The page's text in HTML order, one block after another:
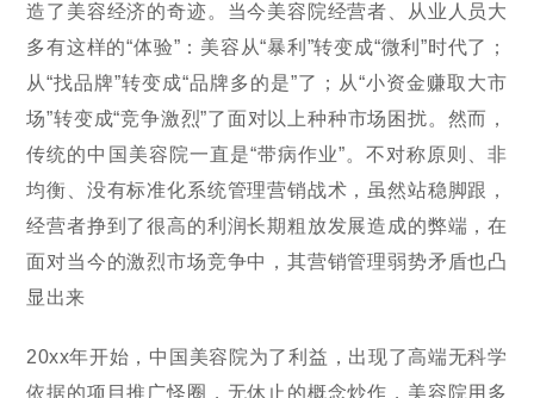
造了美容经济的奇迹。当今美容院经营者、从业人员大
多有这样的“体验”：美容从“暴利”转变成“微利”时代了；
从“找品牌”转变成“品牌多的是”了；从“小资金赚取大市
场”转变成“竞争激烈”了面对以上种种市场困扰。然而，
传统的中国美容院一直是“带病作业”。不对称原则、非
均衡、没有标准化系统管理营销战术，虽然站稳脚跟，
经营者挣到了很高的利润长期粗放发展造成的弊端，在
面对当今的激烈市场竞争中，其营销管理弱势矛盾也凸
显出来
20xx年开始，中国美容院为了利益，出现了高端无科学
依据的项目推广怪圈，无休止的概念炒作，美容院用多